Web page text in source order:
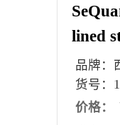
lined
品牌：
货号：
价格：